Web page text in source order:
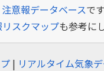
意報データベースで
スクマップも参考に
| リアルタイム気象